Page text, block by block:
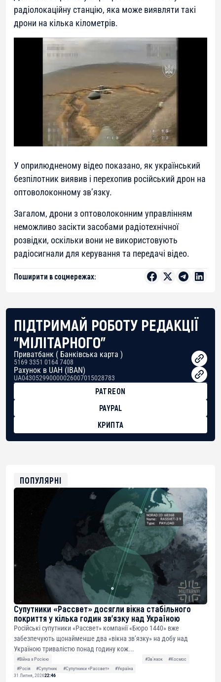
радіолокаційну станцію, яка може виявляти такі
дрони на кілька кілометрів.
У оприлюдненому відео показано, як український
безпілотник виявив і перехопив російський дрон на
оптоволоконному зв’язку.
Загалом, дрони з оптоволоконним управлінням
неможливо засікти засобами радіотехнічної
розвідки, оскільки вони не використовують
радіосигнали для керування та передачі відео.
Поширити в соцмережах:
ПІДТРИМАЙ РОБОТУ РЕДАКЦІЇ
"МІЛІТАРНОГО"
Приватбанк ( Банківська карта )
5169 3351 0164 7408
Рахунок в UAH (IBAN)
UA043052990000026007015028783
PATREON
PAYPAL
КРИПТА
0xfD02863D3289416fcF50975c9DFda13623f97758
ПОПУЛЯРНІ
Супутники «Рассвет» досягли вікна стабільного
покриття у кілька годин зв’язку над Україною
Російські супутники «Рассвет» компанії «Бюро 1440» вже
забезпечують щонайменше два «вікна зв’язку» на добу над
Україною тривалістю понад годину кож...
#Війна з Росією #Звʼязок
#Космос
#Росія
#Супутник #Супутники «Рассвет»
#Україна
31 Липня, 202622:46